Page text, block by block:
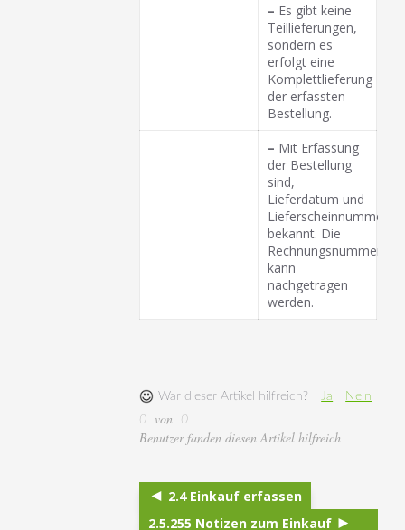
– Es gibt keine
Teillieferungen,
sondern es
erfolgt eine
Komplettlieferung
der erfassten
Bestellung.
– Mit Erfassung
der Bestellung
sind,
Lieferdatum und
Lieferscheinnummer
bekannt. Die
Rechnungsnummer
kann
nachgetragen
werden.
War dieser Artikel hilfreich? Ja
Nein
0
von 0
Benutzer fanden diesen Artikel hilfreich
2.4 Einkauf erfassen
2.5.255 Notizen zum Einkauf